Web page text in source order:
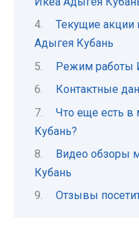
Текущие акции
Адыгея Кубань
Режим работы
Контактные
Что еще есть в
Кубань?
Видео обзоры
Кубань
Отзывы